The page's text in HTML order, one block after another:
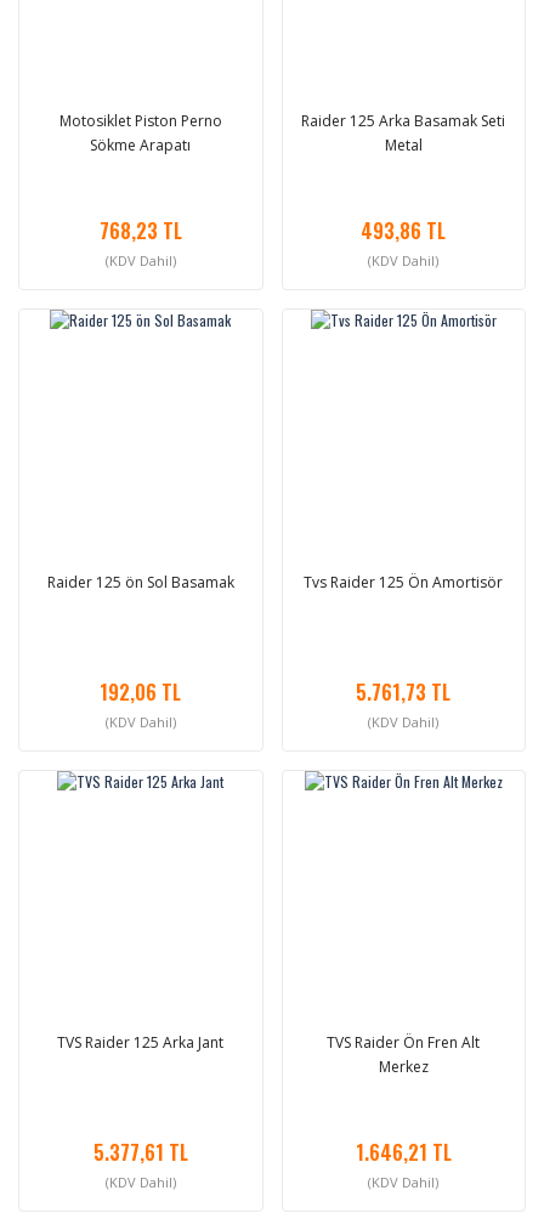
Motosiklet Piston Perno
Sökme Arapatı
768,23 TL
(KDV Dahil)
Raider 125 Arka Basamak Seti
Metal
493,86 TL
(KDV Dahil)
Raider 125 ön Sol Basamak
192,06 TL
(KDV Dahil)
Tvs Raider 125 Ön Amortisör
5.761,73 TL
(KDV Dahil)
TVS Raider 125 Arka Jant
5.377,61 TL
(KDV Dahil)
TVS Raider Ön Fren Alt
Merkez
1.646,21 TL
(KDV Dahil)